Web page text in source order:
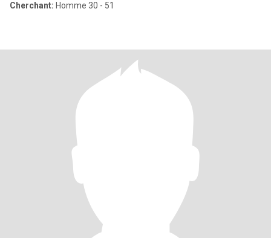
Cherchant: Homme 30 - 51